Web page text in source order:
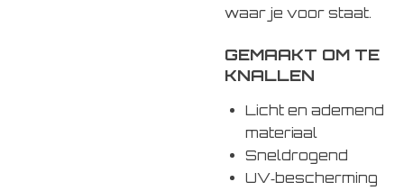
waar je voor staat.
GEMAAKT OM TE
KNALLEN
Licht en ademend
materiaal
Sneldrogend
UV‑bescherming